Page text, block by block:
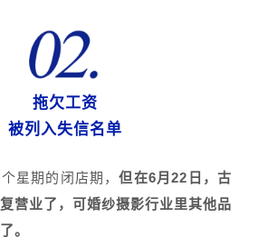
拖欠工资
被列入失信名单
星期的闭店期，但在6月22日，古
营业了，可婚纱摄影行业里其他品
。